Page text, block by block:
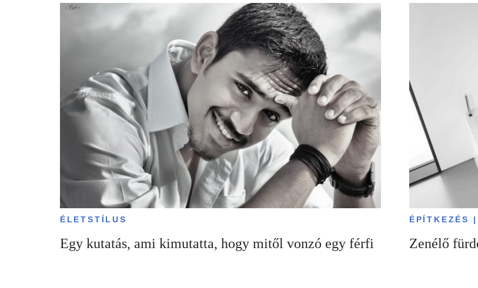
ÉLETSTÍLUS
Egy kutatás, ami kimutatta, hogy mitől vonzó egy férfi
ÉPÍTKEZÉS
Zenélő